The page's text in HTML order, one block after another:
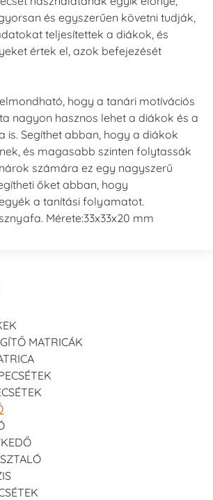
és egyszerűen követni tudják,
teljesítettek a diákok, és
értek el, azok befejezését
hogy a tanári motívációs
nagyon hasznos lehet a diákok és a
is. Segíthet abban, hogy a diákok
és magasabb szinten folytassák
számára ez egy nagyszerű
őket abban, hogy
a tanítási folyamatot.
Mérete:33x33x20 mm
MATRICÁK